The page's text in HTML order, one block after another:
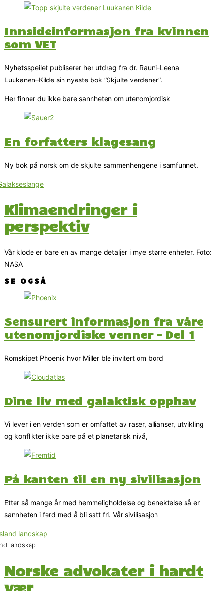
Innsideinformasjon fra kvinnen
som VET
Nyhetsspeilet publiserer her utdrag fra dr. Rauni-Leena
Luukanen–Kilde sin nyeste bok ”Skjulte verdener”.
Her finner du ikke bare sannheten om utenomjordisk
En forfatters klagesang
Ny bok på norsk om de skjulte sammenhengene i samfunnet.
Klimaendringer i
perspektiv
Vår klode er bare en av mange detaljer i mye større enheter. Foto:
NASA
SE OGSÅ
Sensurert informasjon fra våre
utenomjordiske venner – Del 1
Romskipet Phoenix hvor Miller ble invitert om bord
Dine liv med galaktisk opphav
Vi lever i en verden som er omfattet av raser, allianser, utvikling
og konflikter ikke bare på et planetarisk nivå,
På kanten til en ny sivilisasjon
Etter så mange år med hemmeligholdelse og benektelse så er
sannheten i ferd med å bli satt fri. Vår sivilisasjon
landskap
Norske advokater i hardt
vær